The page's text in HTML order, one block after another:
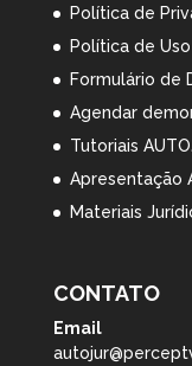
Política de
Política de
Formulário de
Agendar
Tutoriais
Apresentação
Materiais
CONTATO
Email